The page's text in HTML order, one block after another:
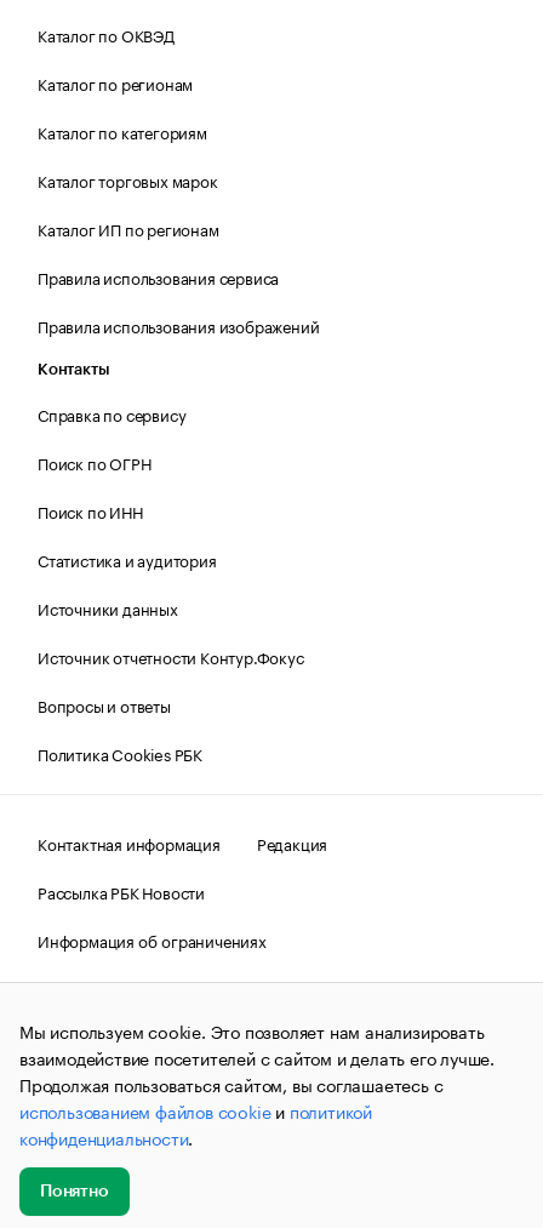
Каталог по ОКВЭД
Каталог по регионам
Каталог по категориям
Каталог торговых марок
Каталог ИП по регионам
Правила использования сервиса
Правила использования изображений
Контакты
Справка по сервису
Поиск по ОГРН
Поиск по ИНН
Статистика и аудитория
Источники данных
Источник отчетности Контур.Фокус
Вопросы и ответы
Политика Cookies РБК
Контактная информация
Редакция
Рассылка РБК Новости
Информация об ограничениях
Правовая информация
О соблюдении авторских прав
© АО «РОСБИЗНЕСКОНСАЛТИНГ»,1995–2026.Сообщения
и материалы информационного агентства «РБК»
(зарегистрировано Федеральной службой по надзору в сфере
связи, информационных технологий и массовых
коммуникаций (Роскомнадзор) 09.12.2015 за номером ИА
№ФС77-63848) сопровождаются пометкой «РБК». Отдельные
публикации могут содержать информацию,
не предназначенную для пользователей
до 18 лет.
Мы используем cookie. Это позволяет нам анализировать
взаимодействие посетителей с сайтом и делать его лучше.
Продолжая пользоваться сайтом, вы соглашаетесь с
использованием файлов cookieи политикой
конфиденциальности.
Понятно